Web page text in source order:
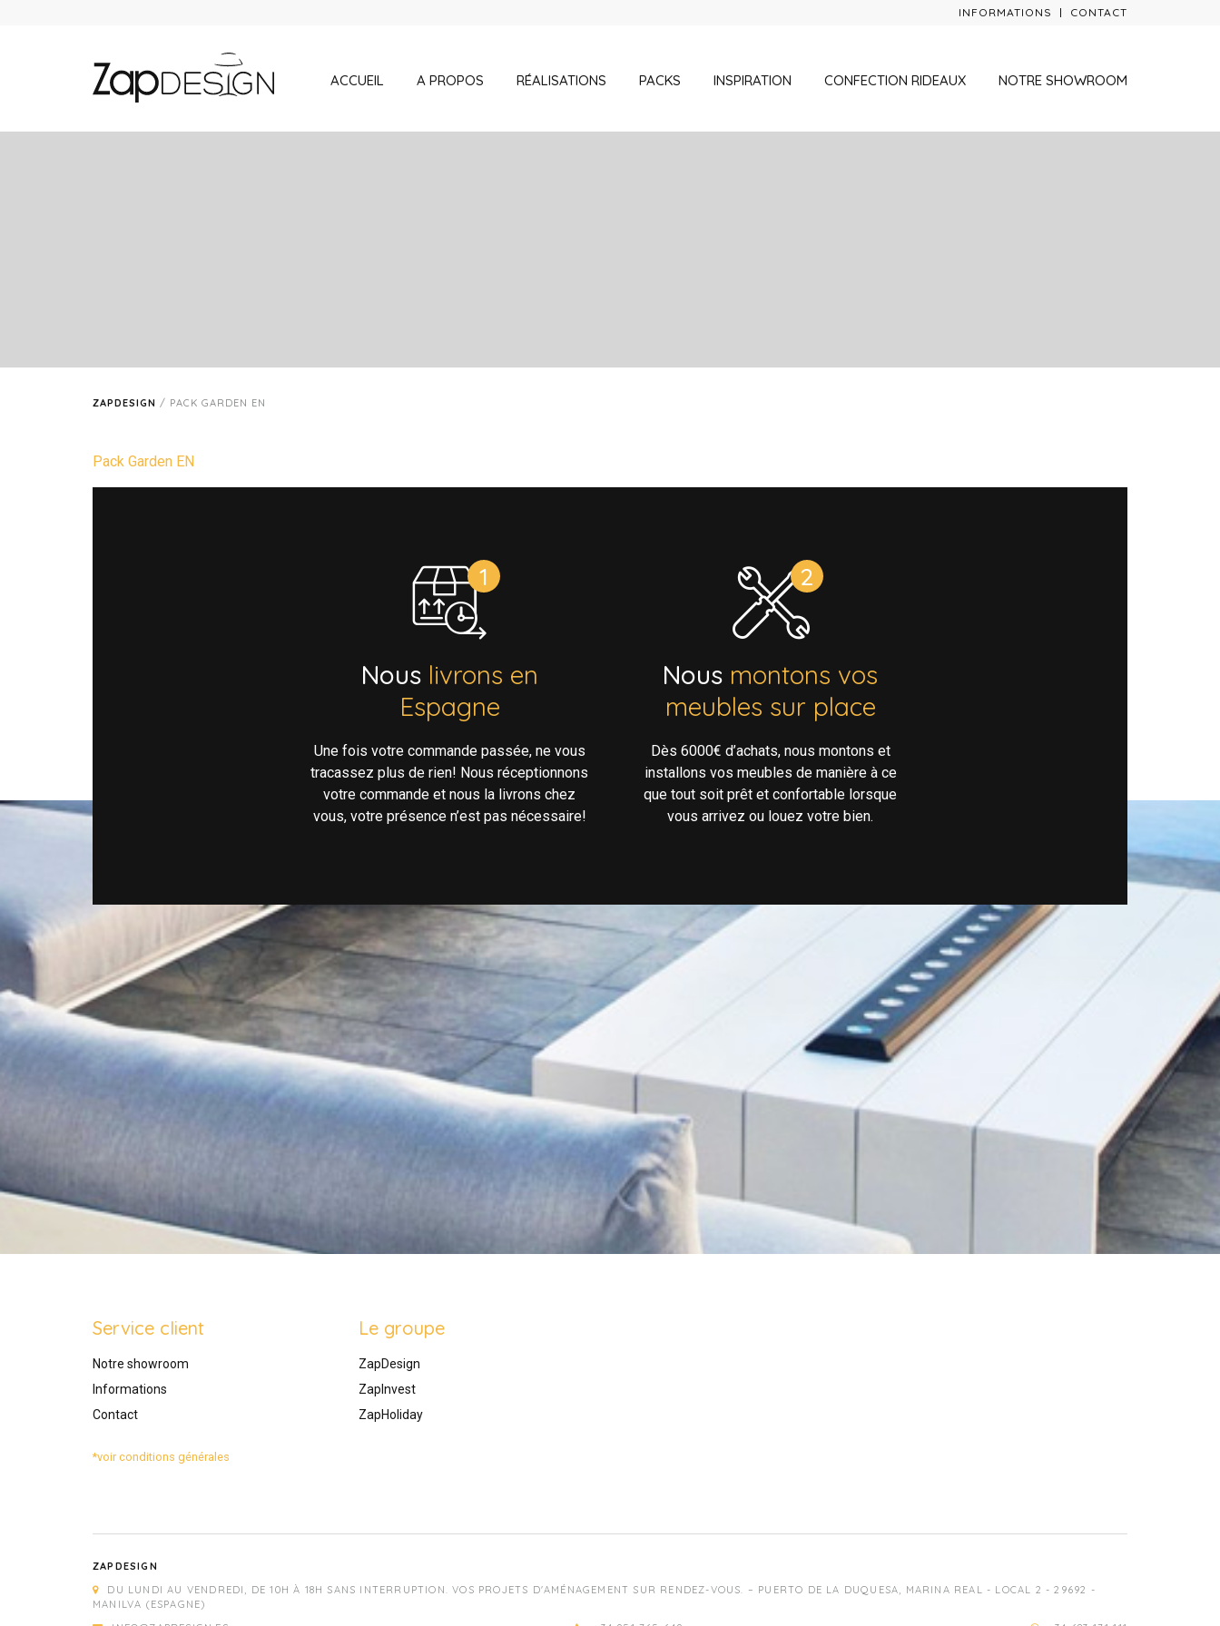
INFORMATIONS CONTACT
ACCUEIL A PROPOS RÉALISATIONS PACKS INSPIRATION CONFECTION RIDEAUX NOTRE SHOWROOM
ZAPDESIGN / PACK GARDEN EN
Pack Garden EN
Nous livrons en
Espagne
Une fois votre commande passée, ne vous
tracassez plus de rien! Nous réceptionnons
votre commande et nous la livrons chez
vous, votre présence n’est pas nécessaire!
Nous montons vos
meubles sur place
Dès 6000€ d’achats, nous montons et
installons vos meubles de manière à ce
que tout soit prêt et confortable lorsque
vous arrivez ou louez votre bien.
Service client
Notre showroom
Informations
Contact
Le groupe
ZapDesign
ZapInvest
ZapHoliday
*voir conditions générales
ZAPDESIGN
DU LUNDI AU VENDREDI, DE 10H À 18H SANS INTERRUPTION. VOS PROJETS D'AMÉNAGEMENT SUR RENDEZ-VOUS. – PUERTO DE LA DUQUESA, MARINA REAL - LOCAL 2 - 29692 -
MANILVA (ESPAGNE)